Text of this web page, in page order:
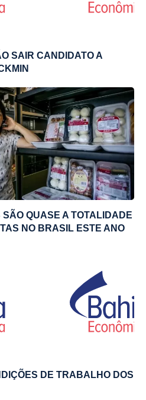
SAIR CANDIDATO A
SÃO QUASE A TOTALIDADE
NO BRASIL ESTE ANO
DE TRABALHO DOS